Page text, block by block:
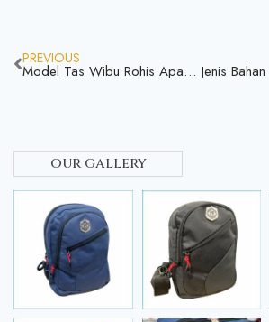
PREVIOUS
Model Tas Wibu Rohis Apakah Berkualitas Serta Awet Saat dipakai Mari Simak
our gallery